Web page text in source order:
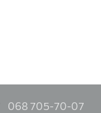
068 705-70-07